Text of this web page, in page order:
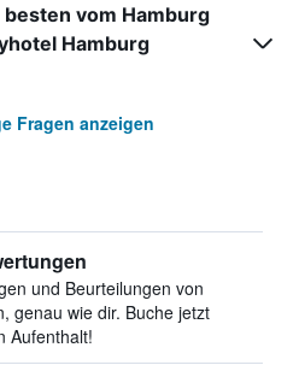
vom Hamburg
Hamburg
Fragen anzeigen
und Beurteilungen von
genau wie dir. Buche jetzt
Aufenthalt!